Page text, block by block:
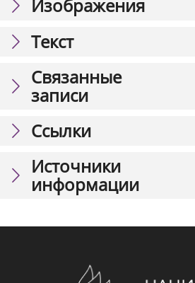
Изображения
Текст
Связанные
записи
Ссылки
Источники
информации